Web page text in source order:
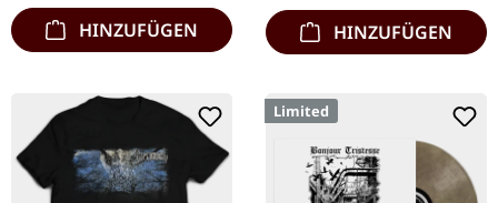
HINZUFÜGEN HINZUFÜGEN
Limited